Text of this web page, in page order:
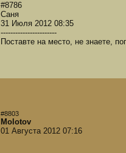
#8786
Саня
31 Июля 2012 08:35
-----------------------
Поставте на место, не знаете,
#8803
Molotov
01 Августа 2012 07:16